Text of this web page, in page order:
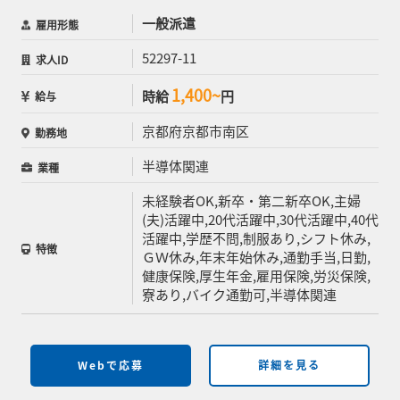
雇用形態 一般派遣
求人ID 52297-11
給与 時給1,400~円
勤務地 京都府京都市南区
業種 半導体関連
特徴
未経験者OK,新卒・第二新卒OK,主婦
(夫)活躍中,20代活躍中,30代活躍中,40代
活躍中,学歴不問,制服あり,シフト休み,
ＧＷ休み,年末年始休み,通勤手当,日勤,
健康保険,厚生年金,雇用保険,労災保険,
寮あり,バイク通勤可,半導体関連
Webで応募 詳細を見る